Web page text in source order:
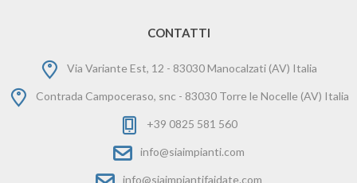
CONTATTI
Via Variante Est, 12 - 83030 Manocalzati (AV) Italia
Contrada Campoceraso, snc - 83030 Torre le Nocelle (AV) Italia
+39 0825 581 560
info@siaimpianti.com
info@siaimpiantifaidate.com